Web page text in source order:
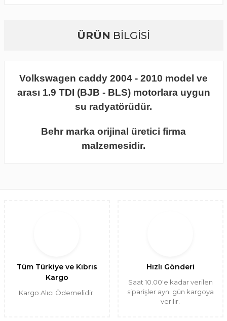
ÜRÜN BİLGİSİ
Volkswagen caddy 2004 - 2010 model ve
arası 1.9 TDI (BJB - BLS) motorlara uygun
su radyatörüdür.
Behr marka orijinal üretici firma
malzemesidir.
Tüm Türkiye ve Kıbrıs
Kargo
Kargo Alıcı Ödemelidir.
Hızlı Gönderi
Saat 10.00'e kadar verilen
siparişler aynı gün kargoya
verilir.